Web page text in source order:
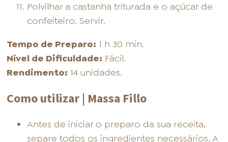
Polvilhar a castanha triturada e o açúcar de
confeiteiro. Servir.
Tempo de Preparo: 1 h 30 min.
Nível de Dificuldade: Fácil.
Rendimento: 14 unidades.
Como utilizar | Massa Fillo
Antes de iniciar o preparo da sua receita,
separe todos os ingredientes necessários. A